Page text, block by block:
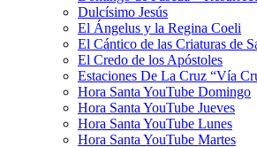
Dulcísimo Jesús
El Ángelus y la Regina Coeli
El Cántico de las Criaturas de
El Credo de los Apóstoles
Estaciones De La Cruz “Vía
Hora Santa YouTube Domingo
Hora Santa YouTube Jueves
Hora Santa YouTube Lunes
Hora Santa YouTube Martes